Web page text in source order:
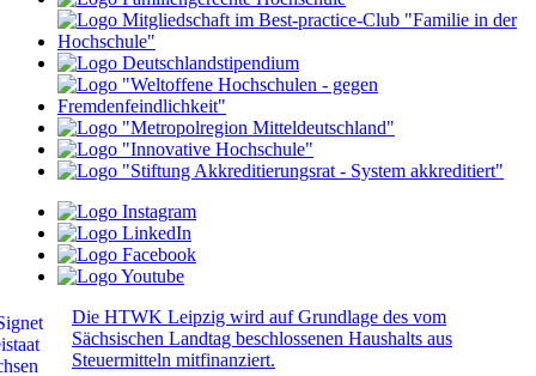
Die HTWK Leipzig wird auf Grundlage des vom
Sächsischen Landtag beschlossenen Haushalts aus
Steuermitteln mitfinanziert.